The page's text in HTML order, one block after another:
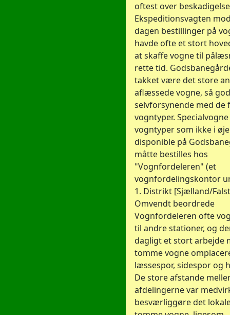
oftest over
Ekspeditionsvagten
dagen bestillinger på
havde ofte et stort
at skaffe vogne til
rette tid.
takket være det store
aflæssede vogne, så
selvforsynende med de
vogntyper.
vogntyper som ikke i
disponible på
måtte bestilles hos
"Vognfordeleren" (et
vognfordelingskontor
1. Distrikt [Sjælland/
Omvendt beordrede
Vognfordeleren ofte
til andre stationer, og
dagligt et stort arbejde
tomme vogne
læssespor, sidespor og
De store afstande
afdelingerne var
besværliggøre det